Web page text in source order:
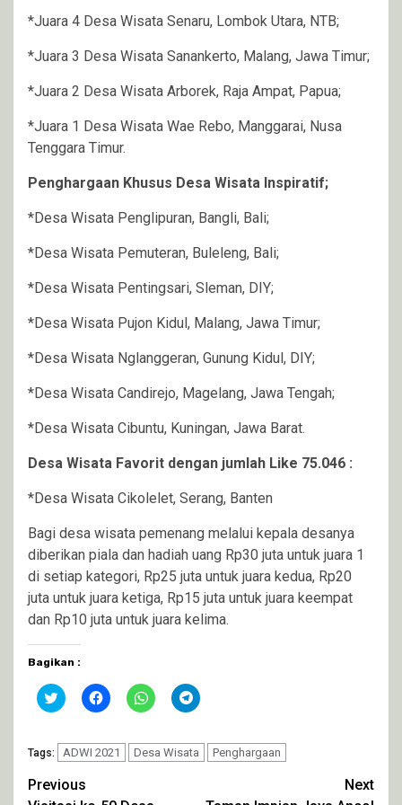
*Juara 4 Desa Wisata Senaru, Lombok Utara, NTB;
*Juara 3 Desa Wisata Sanankerto, Malang, Jawa Timur;
*Juara 2 Desa Wisata Arborek, Raja Ampat, Papua;
*Juara 1 Desa Wisata Wae Rebo, Manggarai, Nusa
Tenggara Timur.
Penghargaan Khusus Desa Wisata Inspiratif;
*Desa Wisata Penglipuran, Bangli, Bali;
*Desa Wisata Pemuteran, Buleleng, Bali;
*Desa Wisata Pentingsari, Sleman, DIY;
*Desa Wisata Pujon Kidul, Malang, Jawa Timur;
*Desa Wisata Nglanggeran, Gunung Kidul, DIY;
*Desa Wisata Candirejo, Magelang, Jawa Tengah;
*Desa Wisata Cibuntu, Kuningan, Jawa Barat.
Desa Wisata Favorit dengan jumlah Like 75.046 :
*Desa Wisata Cikolelet, Serang, Banten
Bagi desa wisata pemenang melalui kepala desanya
diberikan piala dan hadiah uang Rp30 juta untuk juara 1
di setiap kategori, Rp25 juta untuk juara kedua, Rp20
juta untuk juara ketiga, Rp15 juta untuk juara keempat
dan Rp10 juta untuk juara kelima.
Bagikan :
Klik
untuk
Twitter(Membuka
di
jendela
yang
baru)
Klik
untuk
Facebook(Membuka
di
jendela
Klik
untuk
WhatsApp(Membuka
di
jendela
Klik
untuk
Telegram(Membuka
di
jendela
Tags: ADWI 2021 Desa Wisata Penghargaan
Continue
Previous
Next